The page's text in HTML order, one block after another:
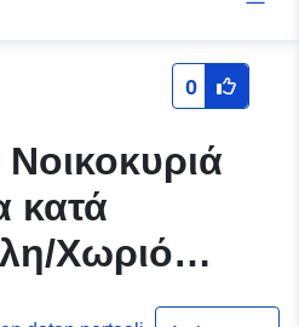
0
κατά
Χωριό